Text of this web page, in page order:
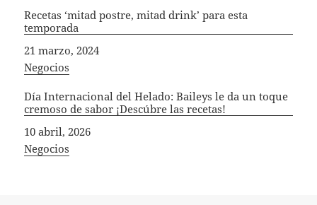
Recetas ‘mitad postre, mitad drink’ para esta
temporada
Fecha
21 marzo, 2024
In relation to
Negocios
Día Internacional del Helado: Baileys le da un toque
cremoso de sabor ¡Descúbre las recetas!
Fecha
10 abril, 2026
In relation to
Negocios